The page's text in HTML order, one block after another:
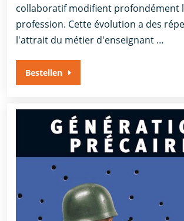
collaboratif modifient profondément
profession. Cette évolution a des
l'attrait du métier d'enseignant …
Bestellen